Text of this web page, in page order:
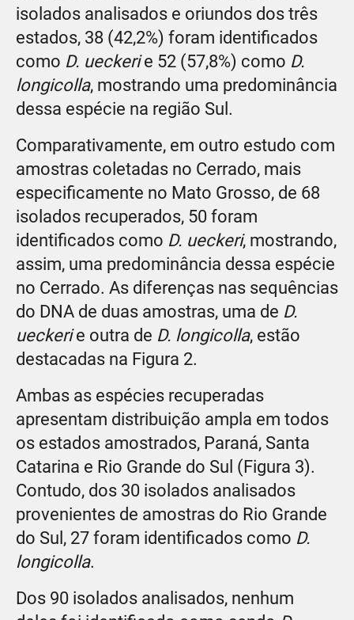
isolados analisados e oriundos dos três
estados, 38 (42,2%) foram identificados
como D. ueckerie 52 (57,8%) como D.
longicolla, mostrando uma predominância
dessa espécie na região Sul.
Comparativamente, em outro estudo com
amostras coletadas no Cerrado, mais
especificamente no Mato Grosso, de 68
isolados recuperados, 50 foram
identificados como D. ueckeri, mostrando,
assim, uma predominância dessa espécie
no Cerrado. As diferenças nas sequências
do DNA de duas amostras, uma de D.
ueckerie outra de D. longicolla, estão
destacadas na Figura 2.
Ambas as espécies recuperadas
apresentam distribuição ampla em todos
os estados amostrados, Paraná, Santa
Catarina e Rio Grande do Sul (Figura 3).
Contudo, dos 30 isolados analisados
provenientes de amostras do Rio Grande
do Sul, 27 foram identificados como D.
longicolla.
Dos 90 isolados analisados, nenhum